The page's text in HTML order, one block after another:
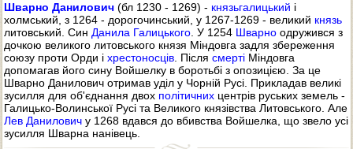
Шварно Данилович (бл 1230 - 1269) - князьгалицький і
холмський, з 1264 - дорогочинський, у 1267-1269 - великий князь
литовський. Син Данила Галицького . У 1254 Шварно одружився з
дочкою великого литовського князя Міндовга задля збереження
союзу проти Орди і хрестоносців . Після смерті Міндовга
допомагав його сину Войшелку в боротьбі з опозицією. За це
Шварно Данилович отримав уділ у Чорній Русі. Прикладав великі
зусилля для об'єднання двох політичних центрів руських земель -
Галицько-Волинської Русі та Великого князівства Литовського. Але
Лев Данилович у 1268 вдався до вбивства Войшелка, що звело усі
зусилля Шварна нанівець.